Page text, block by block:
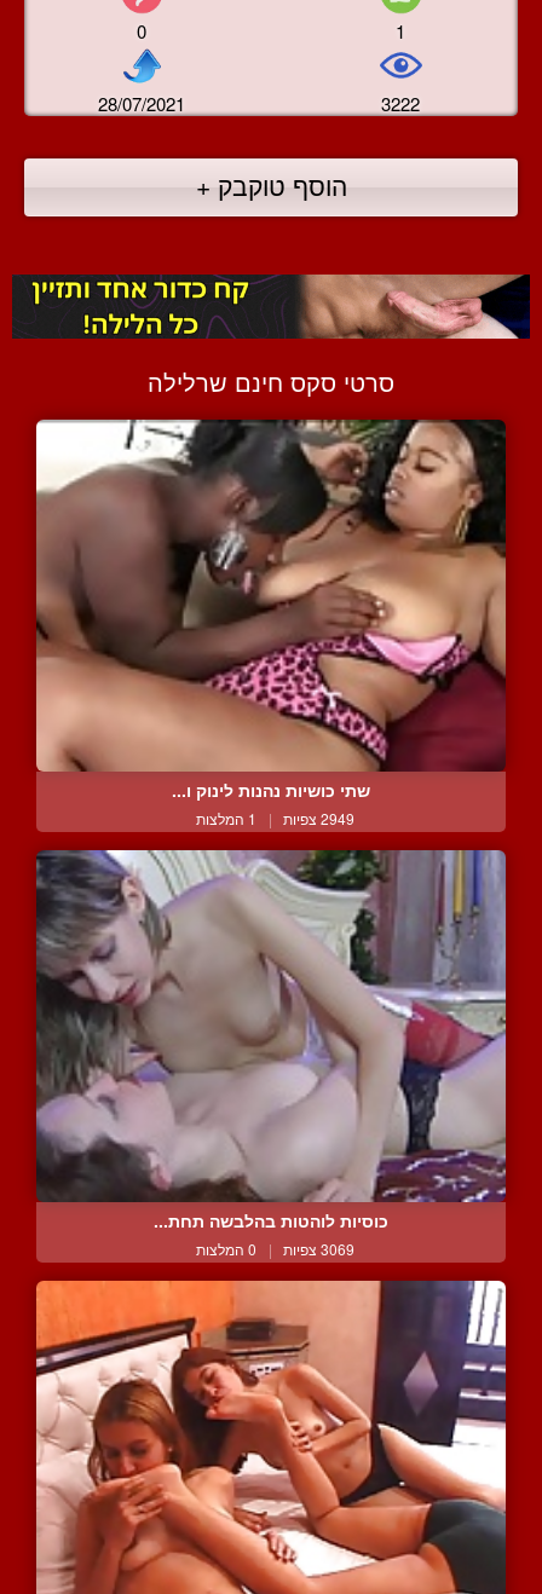
0 1
28/07/2021 3222
הוסף טוקבק +
סרטי סקס חינם שרלילה
שתי כושיות נהנות לינוק ו...
2949 צפיות | 1 המלצות
כוסיות לוהטות בהלבשה תחת...
3069 צפיות | 0 המלצות